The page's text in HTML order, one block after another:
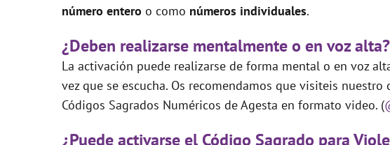
número entero o como números individuales.
¿Deben realizarse mentalmente o en voz alta?
La activación puede realizarse de forma mental o en voz
vez que se escucha. Os recomendamos que visiteis
Códigos Sagrados Numéricos de Agesta en formato video. (
¿Puede activarse el Código Sagrado para